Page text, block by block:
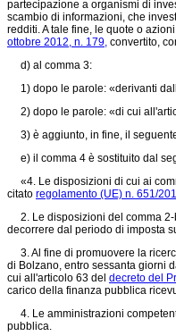
partecipazione a organismi di
scambio di informazioni, che
redditi. A tale fine, le quote o
ottobre 2012, n. 179, convertito,
d) al comma 3:
1) dopo le parole: «derivanti
2) dopo le parole: «di cui
3) è aggiunto, in fine, il
e) il comma 4 è sostituito dal
«4. Le disposizioni di cui ai
citato regolamento (UE) n. 651/
2. Le disposizioni del comma 2-
decorrere dal periodo di imposta
3. Al fine di promuovere la
di Bolzano, entro sessanta giorni
cui all'articolo 63 del decreto del
carico della finanza pubblica
4. Le amministrazioni
pubblica.